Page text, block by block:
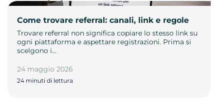
Come trovare referral: canali, link e regole
Trovare referral non significa copiare lo stesso link su
ogni piattaforma e aspettare registrazioni. Prima si
scelgono i…
24 maggio 2026
24 minuti di lettura